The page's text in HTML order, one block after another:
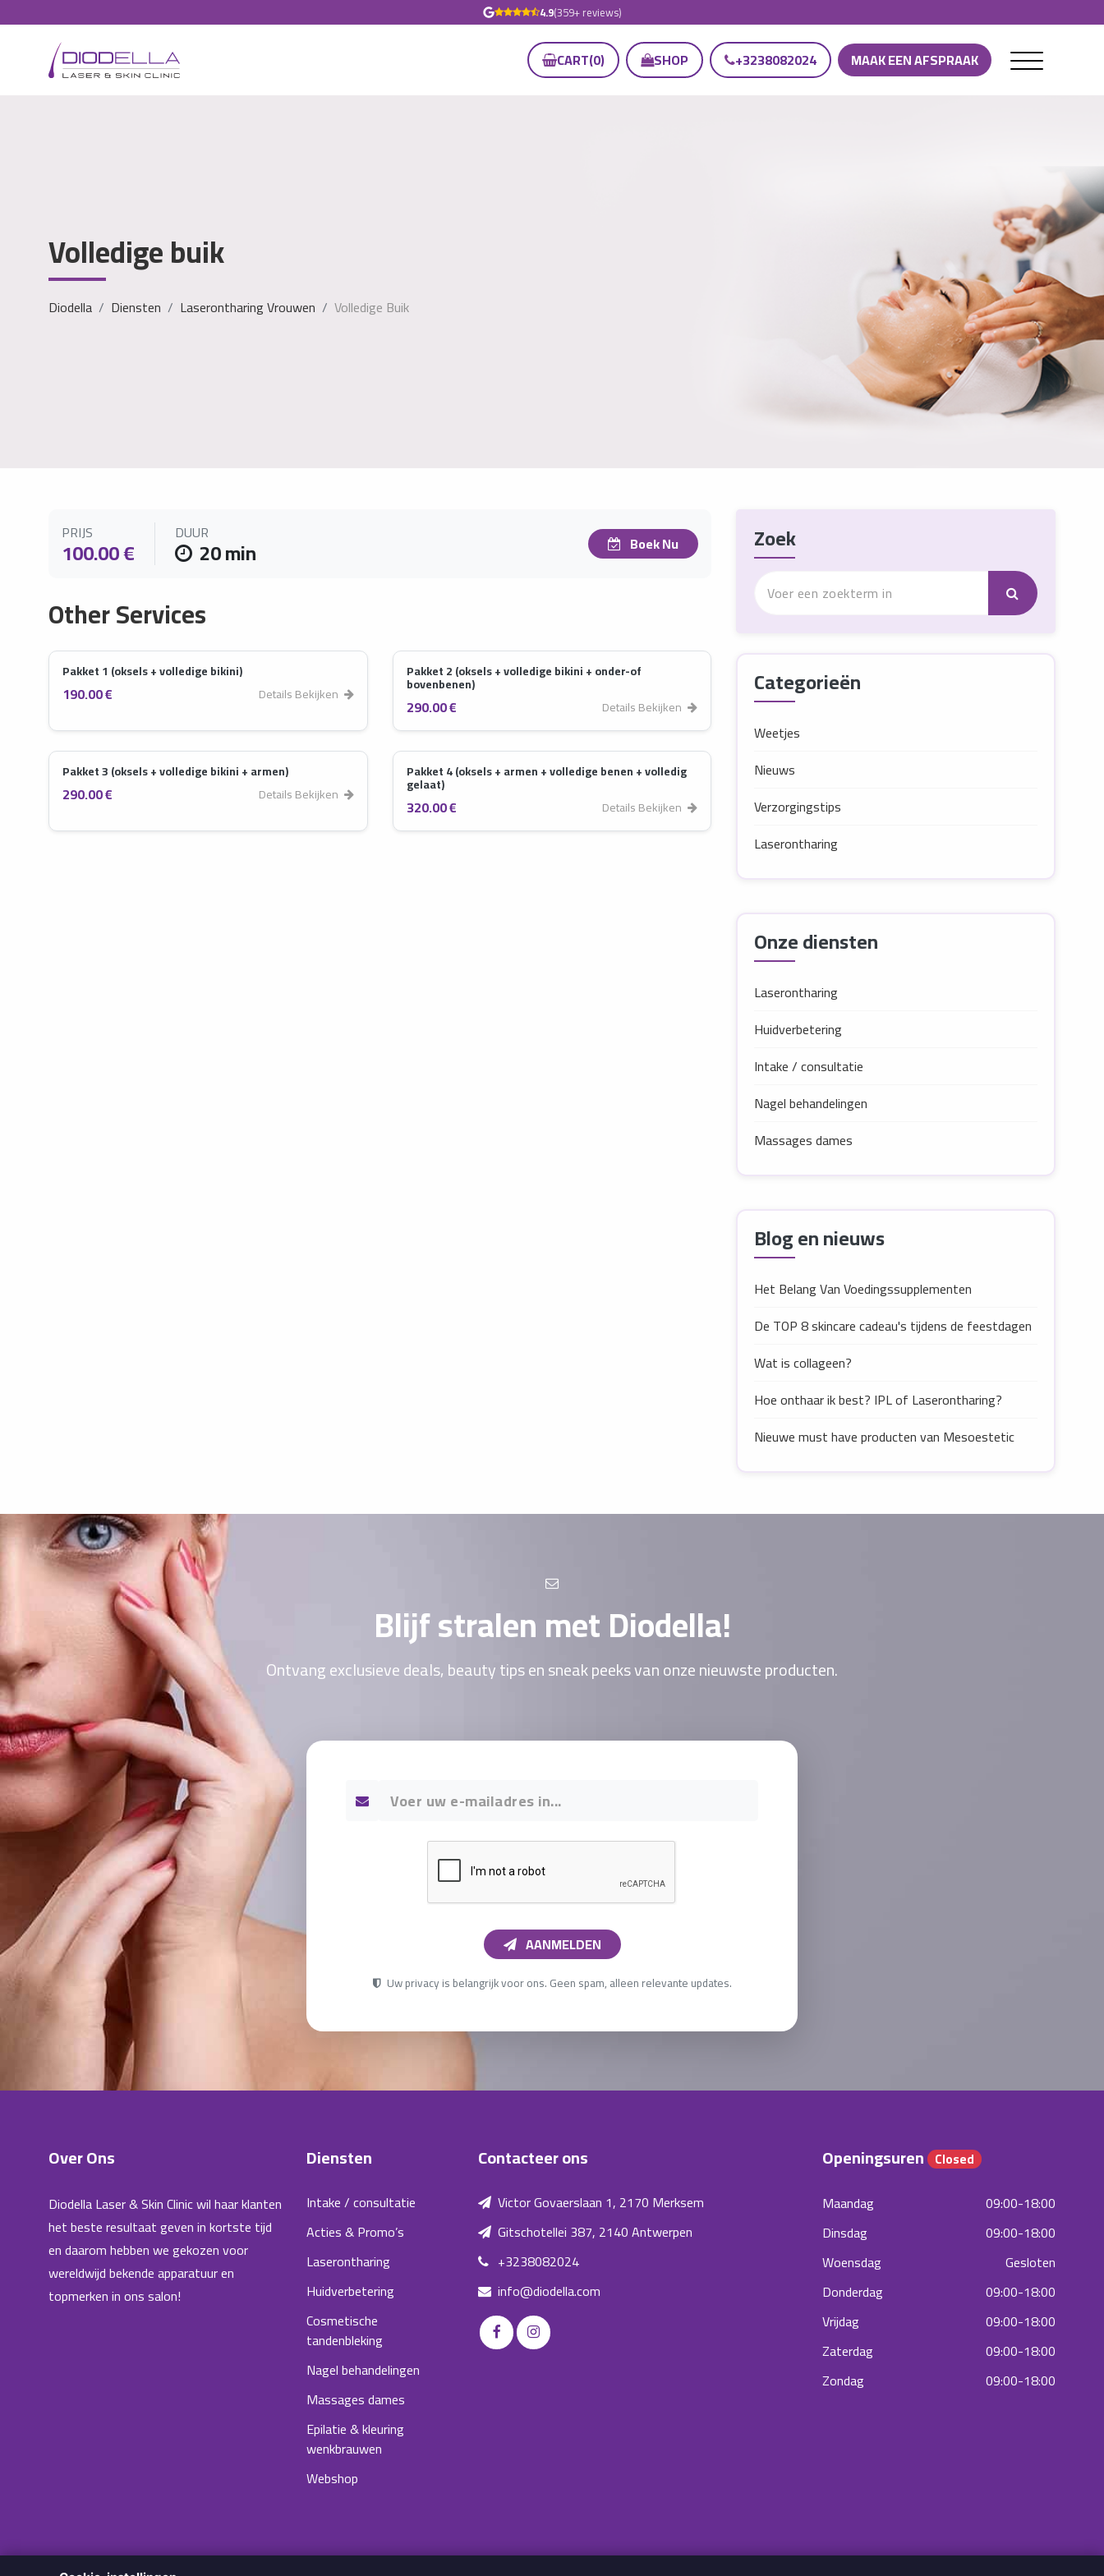
4.9(359+ reviews)
CART(0) SHOP +3238082024 MAAK EEN AFSPRAAK
Volledige buik
Diodella Diensten Laserontharing Vrouwen Volledige Buik
PRIJS
100.00 €
DUUR
20 min Boek Nu
Other Services
Pakket 1 (oksels + volledige bikini)
190.00 € Details Bekijken
Pakket 2 (oksels + volledige bikini + onder-of
bovenbenen)
290.00 € Details Bekijken
Pakket 3 (oksels + volledige bikini + armen)
290.00 € Details Bekijken
Pakket 4 (oksels + armen + volledige benen + volledig
gelaat)
320.00 € Details Bekijken
Zoek
Categorieën
Weetjes
Nieuws
Verzorgingstips
Laserontharing
Onze diensten
Laserontharing
Huidverbetering
Intake / consultatie
Nagel behandelingen
Massages dames
Blog en nieuws
Het Belang Van Voedingssupplementen
De TOP 8 skincare cadeau's tijdens de feestdagen
Wat is collageen?
Hoe onthaar ik best? IPL of Laserontharing?
Nieuwe must have producten van Mesoestetic
Blijf stralen met Diodella!
Ontvang exclusieve deals, beauty tips en sneak peeks van onze nieuwste producten.
AANMELDEN
Uw privacy is belangrijk voor ons. Geen spam, alleen relevante updates.
Over Ons
Diodella Laser & Skin Clinic wil haar klanten
het beste resultaat geven in kortste tijd
en daarom hebben we gekozen voor
wereldwijd bekende apparatuur en
topmerken in ons salon!
Diensten
Intake / consultatie
Acties & Promo’s
Laserontharing
Huidverbetering
Cosmetische
tandenbleking
Nagel behandelingen
Massages dames
Epilatie & kleuring
wenkbrauwen
Webshop
Contacteer ons
Victor Govaerslaan 1, 2170 Merksem
Gitschotellei 387, 2140 Antwerpen
+3238082024
info@diodella.com
Openingsuren Closed
Maandag
09:00-18:00
Dinsdag
09:00-18:00
Woensdag
Gesloten
Donderdag
09:00-18:00
Vrijdag
09:00-18:00
Zaterdag
09:00-18:00
Zondag
09:00-18:00